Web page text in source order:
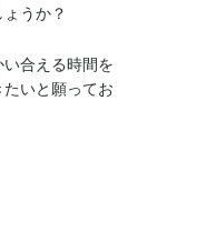
うか？
合える時間を
いと願ってお